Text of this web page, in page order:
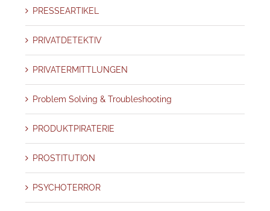
PRESSEARTIKEL
PRIVATDETEKTIV
PRIVATERMITTLUNGEN
Problem Solving & Troubleshooting
PRODUKTPIRATERIE
PROSTITUTION
PSYCHOTERROR